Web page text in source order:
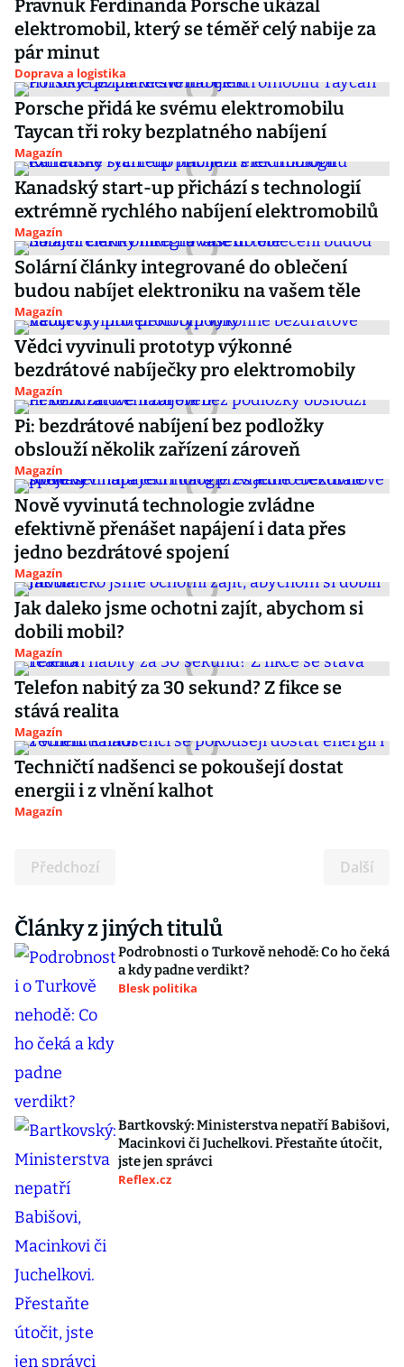
Pravnuk Ferdinanda Porsche ukázal
elektromobil, který se téměř celý nabije za
pár minut
Doprava a logistika
Porsche přidá ke svému elektromobilu
Taycan tři roky bezplatného nabíjení
Magazín
Kanadský start-up přichází s technologií
extrémně rychlého nabíjení elektromobilů
Magazín
Solární články integrované do oblečení
budou nabíjet elektroniku na vašem těle
Magazín
Vědci vyvinuli prototyp výkonné
bezdrátové nabíječky pro elektromobily
Magazín
Pi: bezdrátové nabíjení bez podložky
obslouží několik zařízení zároveň
Magazín
Nově vyvinutá technologie zvládne
efektivně přenášet napájení i data přes
jedno bezdrátové spojení
Magazín
Jak daleko jsme ochotni zajít, abychom si
dobili mobil?
Magazín
Telefon nabitý za 30 sekund? Z fikce se
stává realita
Magazín
Techničtí nadšenci se pokoušejí dostat
energii i z vlnění kalhot
Magazín
Předchozí Další
Články z jiných titulů
Podrobnosti o Turkově nehodě: Co ho čeká
a kdy padne verdikt?
Blesk politika
Bartkovský: Ministerstva nepatří Babišovi,
Macinkovi či Juchelkovi. Přestaňte útočit,
jste jen správci
Reflex.cz